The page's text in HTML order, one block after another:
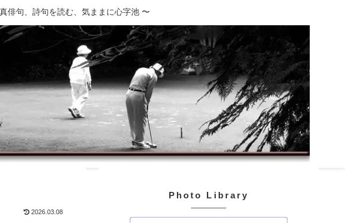
俳句、詩句を読む、気ままに心字池 〜
2026.03.08
Photo Library